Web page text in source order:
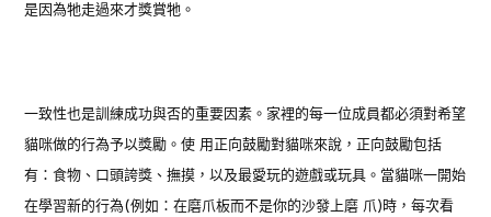
是因為牠走過來才獎賞牠。
一致性也是訓練成功與否的重要因素。家裡的每一位成員都必須對希望
貓咪做的行為予以獎勵。使 用正向鼓勵對貓咪來說，正向鼓勵包括
有：食物、口頭誇獎、撫摸，以及最愛玩的遊戲或玩具。當貓咪一開始
在學習新的行為(例如：在磨爪板而不是你的沙發上磨 爪)時，每次看